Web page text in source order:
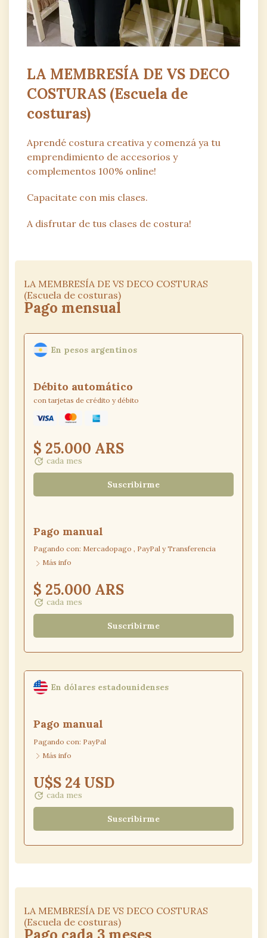
LA MEMBRESÍA DE VS DECO
COSTURAS (Escuela de
costuras)
Aprendé costura creativa y comenzá ya tu
emprendimiento de accesorios y
complementos 100% online!
Capacitate con mis clases.
A disfrutar de tus clases de costura!
LA MEMBRESÍA DE VS DECO COSTURAS
(Escuela de costuras)
Pago mensual
En pesos argentinos
Débito automático
con tarjetas de crédito y débito
Visa Mastercard
amex
$ 25.000 ARS
update cada mes
Suscribirme
Pago manual
Pagando con: Mercadopago , PayPal y Transferencia
Más info
$ 25.000 ARS
update cada mes
Suscribirme
En dólares estadounidenses
Pago manual
Pagando con: PayPal
Más info
U$S 24 USD
update cada mes
Suscribirme
LA MEMBRESÍA DE VS DECO COSTURAS
(Escuela de costuras)